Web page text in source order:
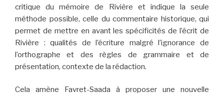
critique du mémoire de Rivière et indique la seule
méthode possible, celle du commentaire historique, qui
permet de mettre en avant les spécificités de l’écrit de
Rivière : qualités de l’écriture malgré l’ignorance de
l’orthographe et des règles de grammaire et de
présentation, contexte de la rédaction.
Cela amène Favret-Saada à proposer une nouvelle